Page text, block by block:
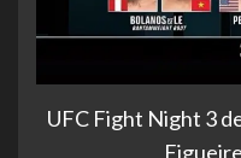
UFC Fight Night 3